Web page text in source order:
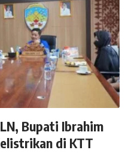
Bupati Ibrahim
di KTT